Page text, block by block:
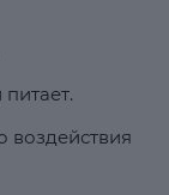
воздействия